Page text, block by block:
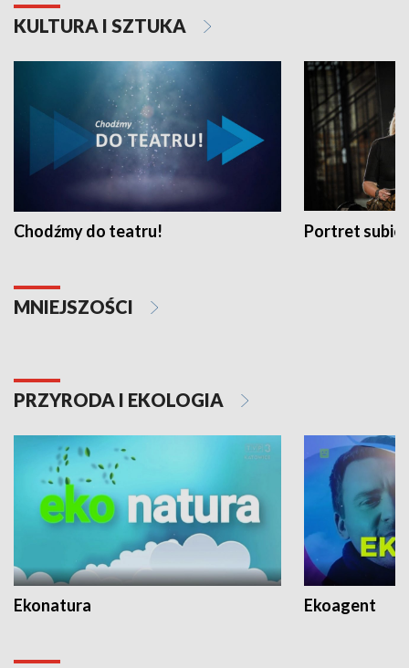
KULTURA I SZTUKA
Chodźmy do teatru! Portret
MNIEJSZOŚCI
PRZYRODA I EKOLOGIA
Ekonatura Ekoagent